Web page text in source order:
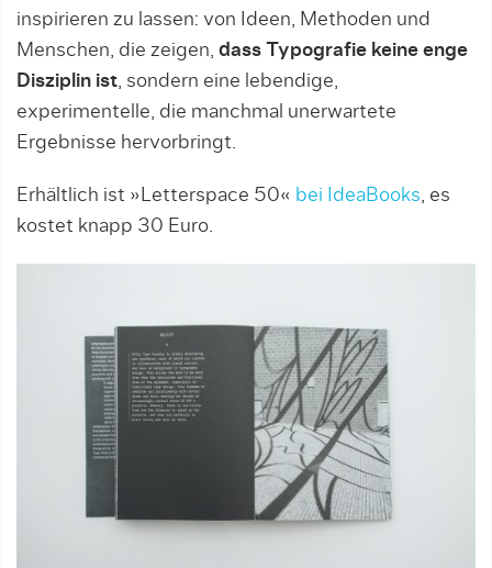
inspirieren zu lassen: von Ideen, Methoden und
Menschen, die zeigen, dass Typografie keine enge
Disziplin ist , sondern eine lebendige,
experimentelle, die manchmal unerwartete
Ergebnisse hervorbringt.
Erhältlich ist »Letterspace 50« bei IdeaBooks , es
kostet knapp 30 Euro.